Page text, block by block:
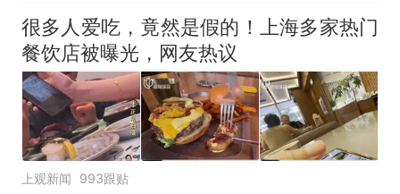
很多人爱吃，竟然是假的！上海多家热门
餐饮店被曝光，网友热议
上观新闻 993跟贴